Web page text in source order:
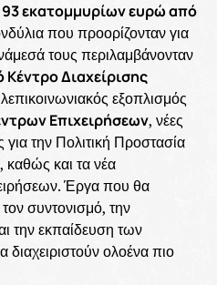
εκατομμυρίων ευρώ από
που προορίζονταν για
τους περιλαμβάνονταν
Διαχείρισης
εξοπλισμός
Επιχειρήσεων, νέες
την Πολιτική Προστασία
και τα νέα
Έργα που θα
συντονισμό, την
την εκπαίδευση των
ολοένα πιο